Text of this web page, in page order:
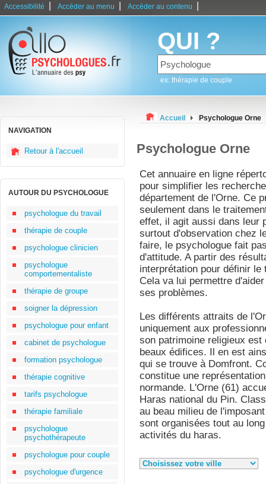
Accessibilité Accéder au menu Accéder au contenu
QUI ?
ex: thérapie de couple
NAVIGATION
Retour à l'accueil
AUTOUR DU PSYCHOLOGUE
psychologue du travail
thérapie de couple
psychologue clinicien
psychologue
comportementaliste
thérapie de groupe
soigner la dépression
psychologue pour enfant
cabinet de psychologue
formation psychologue
thérapie cognitive
tarifs psychologue
thérapie familiale
psychologue
psychothérapeute
psychologue pour couple
psychologue d'urgence
Accueil Psychologue Orne
Psychologue Orne
Cet annuaire en ligne
pour simplifier les
département de l'Orne. Ce
seulement dans le
effet, il agit aussi dans leur
surtout d'observation chez
faire, le psychologue fait
d'attitude. A partir des
interprétation pour définir le
Cela va lui permettre
ses problèmes.
Les différents attraits de
uniquement aux
son patrimoine religieux est
beaux édifices. Il en est
qui se trouve à Domfront.
constitue une
normande. L'Orne (61)
Haras national du Pin.
au beau milieu de
sont organisées tout au
activités du haras.